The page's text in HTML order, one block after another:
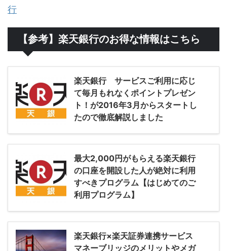
行
【参考】楽天銀行のお得な情報はこちら
楽天銀行 サービスご利用に応じ
て毎月もれなくポイントプレゼン
ト！が2016年3月からスタートし
たので徹底解説しました
最大2,000円がもらえる楽天銀行
の口座を開設した人が絶対に利用
すべきプログラム【はじめてのご
利用プログラム】
楽天銀行×楽天証券連携サービス
マネーブリッジのメリットやメガ